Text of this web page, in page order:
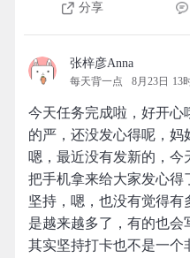
分享
张梓彦Anna
每天背一点 8月23日 13
今天任务完成啦，好开心
的严，还没发心得呢，妈
嗯，最近没有发新的，
把手机拿来给大家发心得
坚持，嗯，也没有觉得
是越来越多了，有的也会
其实坚持打卡也不是一个